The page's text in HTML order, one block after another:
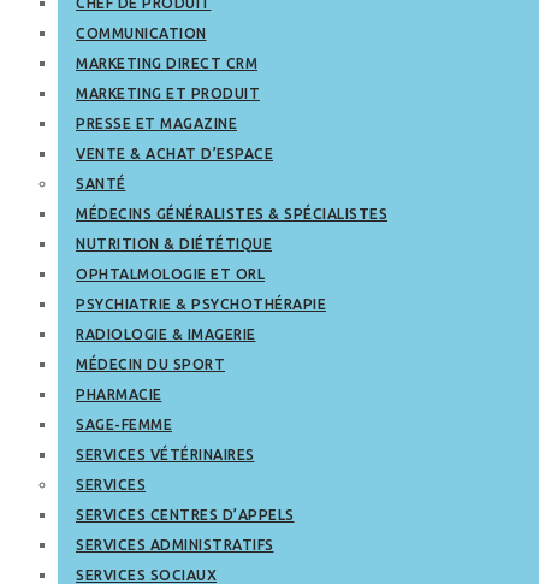
COMMUNICATION
MARKETING DIRECT CRM
MARKETING ET PRODUIT
PRESSE ET MAGAZINE
VENTE & ACHAT D’ESPACE
SANTÉ
MÉDECINS GÉNÉRALISTES & SPÉCIALISTES
NUTRITION & DIÉTÉTIQUE
OPHTALMOLOGIE ET ORL
PSYCHIATRIE & PSYCHOTHÉRAPIE
RADIOLOGIE & IMAGERIE
MÉDECIN DU SPORT
PHARMACIE
SAGE-FEMME
SERVICES VÉTÉRINAIRES
SERVICES
SERVICES CENTRES D’APPELS
SERVICES ADMINISTRATIFS
SERVICES SOCIAUX